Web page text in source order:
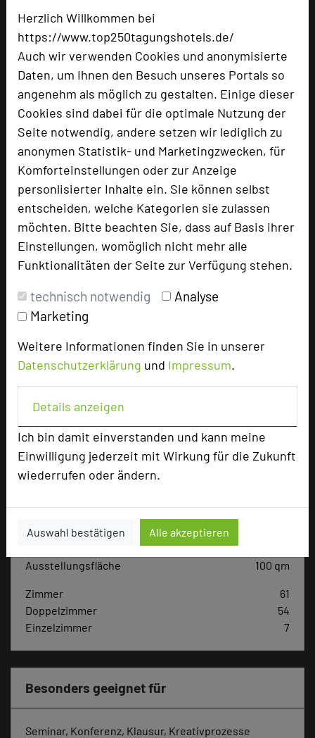
Herzlich Willkommen bei
https://www.top250tagungshotels.de/
Auch wir verwenden Cookies und anonymisierte
Daten, um Ihnen den Besuch unseres Portals so
angenehm als möglich zu gestalten. Einige dieser
Cookies sind dabei für die optimale Nutzung der
Seite notwendig, andere setzen wir lediglich zu
anonymen Statistik- und Marketingzwecken, für
Komforteinstellungen oder zur Anzeige
personlisierter Inhalte ein. Sie können selbst
entscheiden, welche Kategorien sie zulassen
möchten. Bitte beachten Sie, dass auf Basis ihrer
Einstellungen, womöglich nicht mehr alle
Funktionalitäten der Seite zur Verfügung stehen.
technisch notwendig
Analyse
Marketing
Weitere Informationen finden Sie in unserer
Datenschutzerklärung und Impressum.
Details anzeigen
Ich bin damit einverstanden und kann meine
Einwilligung jederzeit mit Wirkung für die Zukunft
wiederrufen oder ändern.
Auswahl bestätigen Alle akzeptieren
Schillerhain 1
67292 Kirchheimbolanden
phone +49 6352 712-0
mail Email
language Homepage
zur Tagungsanfrage hinzufügen
Bewertung
Tagungsplaner
Tagungsleiter
Tagungsteilnehmer
Hotel bewerten
Hoteldaten
Max. Tagungskapazität (Personen)
Tagungsräume
Ausstellungsfläche 100 qm
Zimmer
61
Doppelzimmer
54
Einzelzimmer
7
Besonders geeignet für
Seminar, Konferenz, Klausur, Kreativprozesse